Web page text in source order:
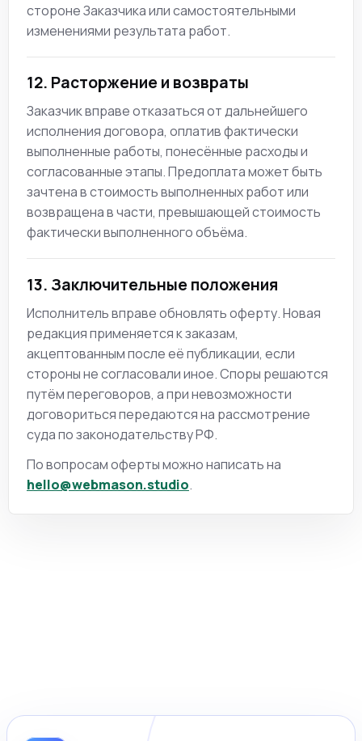
стороне Заказчика или самостоятельными
изменениями результата работ.
12. Расторжение и возвраты
Заказчик вправе отказаться от дальнейшего
исполнения договора, оплатив фактически
выполненные работы, понесённые расходы и
согласованные этапы. Предоплата может быть
зачтена в стоимость выполненных работ или
возвращена в части, превышающей стоимость
фактически выполненного объёма.
13. Заключительные положения
Исполнитель вправе обновлять оферту. Новая
редакция применяется к заказам,
акцептованным после её публикации, если
стороны не согласовали иное. Споры решаются
путём переговоров, а при невозможности
договориться передаются на рассмотрение
суда по законодательству РФ.
По вопросам оферты можно написать на
hello@webmason.studio.